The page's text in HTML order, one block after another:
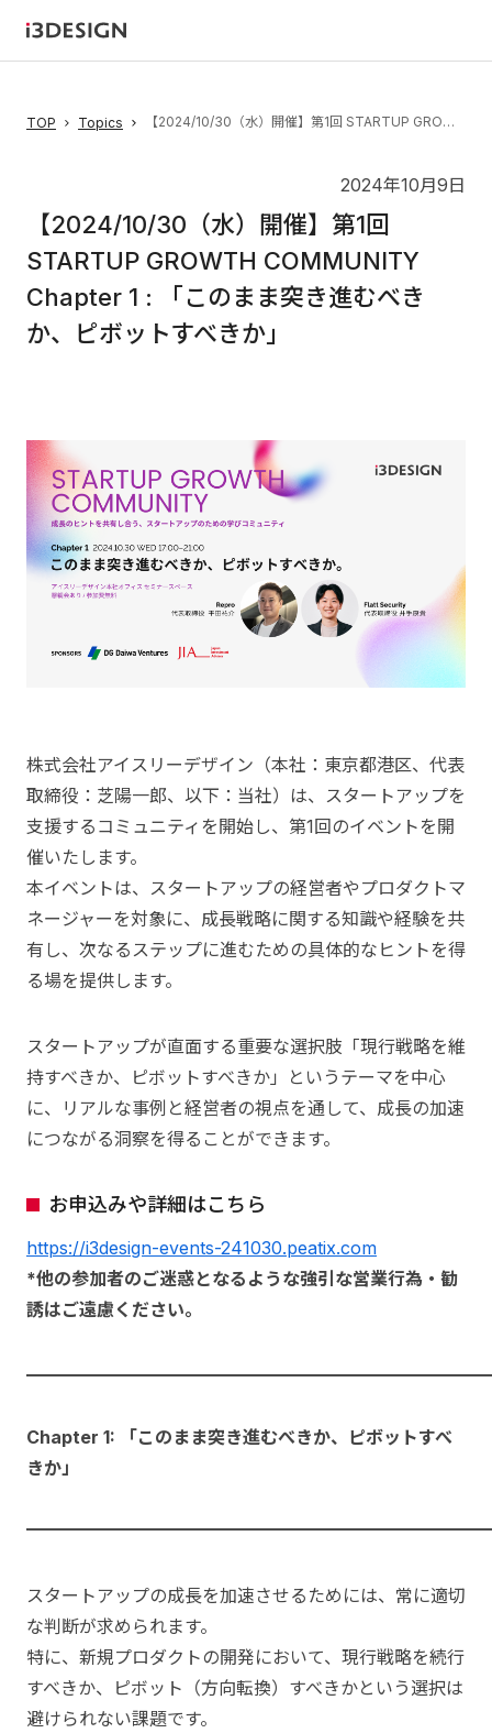
TOP Topics 【2024/10/30（水）開催】第1回 STARTUP GROWTH COMMUNITY Chapter 1 : 「このまま突き進むべきか、ピボットすべきか」
2024年10月9日
【2024/10/30（水）開催】第1回
STARTUP GROWTH COMMUNITY
Chapter 1 : 「このまま突き進むべき
か、ピボットすべきか」
株式会社アイスリーデザイン（本社：東京都港区、代表
取締役：芝陽一郎、以下：当社）は、スタートアップを
支援するコミュニティを開始し、第1回のイベントを開
催いたします。
本イベントは、スタートアップの経営者やプロダクトマ
ネージャーを対象に、成長戦略に関する知識や経験を共
有し、次なるステップに進むための具体的なヒントを得
る場を提供します。
スタートアップが直面する重要な選択肢「現行戦略を維
持すべきか、ピボットすべきか」というテーマを中心
に、リアルな事例と経営者の視点を通して、成長の加速
につながる洞察を得ることができます。
お申込みや詳細はこちら
https://i3design-events-241030.peatix.com
*他の参加者のご迷惑となるような強引な営業行為・勧
誘はご遠慮ください。
Chapter 1: 「このまま突き進むべきか、ピボットすべ
きか」
スタートアップの成長を加速させるためには、常に適切
な判断が求められます。
特に、新規プロダクトの開発において、現行戦略を続行
すべきか、ピボット（方向転換）すべきかという選択は
避けられない課題です。